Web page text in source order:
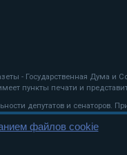
- Государственная Дума
пункты печати и
депутатов и сенаторов.
файлов cookie